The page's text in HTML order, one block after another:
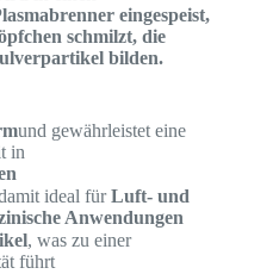
eingespeist,
schmilzt, die
bilden.
und gewährleistet eine
in
ideal fürLuft- und
Anwendungen
, was zu einer
führt